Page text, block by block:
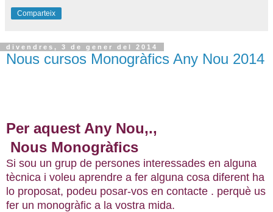
Comparteix
divendres, 3 de gener del 2014
Nous cursos Monogràfics Any Nou 2014
Per aquest Any Nou,.,
Nous Monogràfics
Si sou un grup de persones interessades en alguna
tècnica i voleu aprendre a fer alguna cosa diferent ha
lo proposat, podeu posar-vos en contacte . perquè us
fer un monogràfic a la vostra mida.